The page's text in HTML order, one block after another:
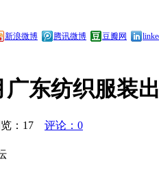
新浪微博 腾讯微博 豆瓣网
东纺织服装
： 17 评论：0